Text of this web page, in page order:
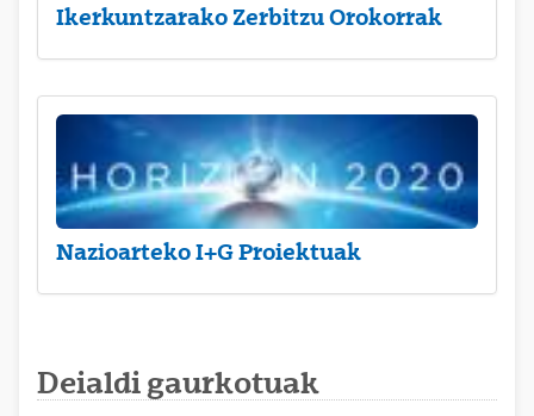
Ikerkuntzarako Zerbitzu Orokorrak
Nazioarteko I+G Proiektuak
Deialdi gaurkotuak